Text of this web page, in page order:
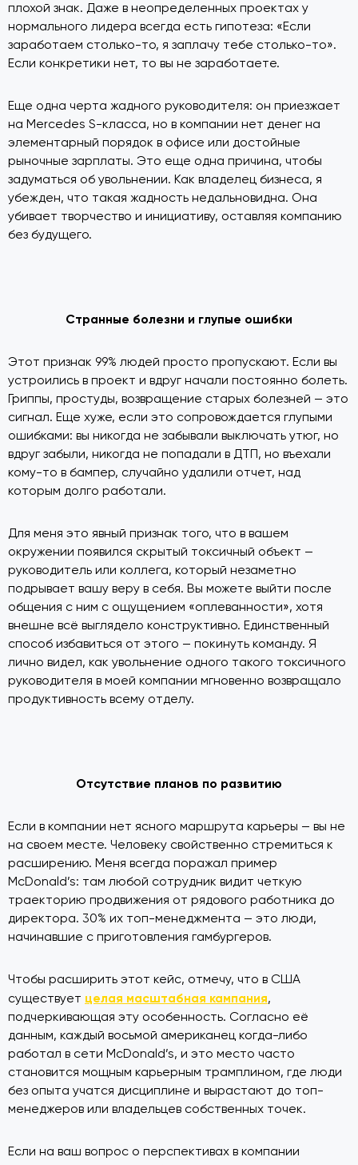
плохой знак. Даже в неопределенных проектах у
нормального лидера всегда есть гипотеза: «Если
заработаем столько-то, я заплачу тебе столько-то».
Если конкретики нет, то вы не заработаете.
Еще одна черта жадного руководителя: он приезжает
на Mercedes S-класса, но в компании нет денег на
элементарный порядок в офисе или достойные
рыночные зарплаты. Это еще одна причина, чтобы
задуматься об увольнении. Как владелец бизнеса, я
убежден, что такая жадность недальновидна. Она
убивает творчество и инициативу, оставляя компанию
без будущего.
Странные болезни и глупые ошибки
Этот признак 99% людей просто пропускают. Если вы
устроились в проект и вдруг начали постоянно болеть.
Гриппы, простуды, возвращение старых болезней — это
сигнал. Еще хуже, если это сопровождается глупыми
ошибками: вы никогда не забывали выключать утюг, но
вдруг забыли, никогда не попадали в ДТП, но въехали
кому-то в бампер, случайно удалили отчет, над
которым долго работали.
Для меня это явный признак того, что в вашем
окружении появился скрытый токсичный объект —
руководитель или коллега, который незаметно
подрывает вашу веру в себя. Вы можете выйти после
общения с ним с ощущением «оплеванности», хотя
внешне всё выглядело конструктивно. Единственный
способ избавиться от этого — покинуть команду. Я
лично видел, как увольнение одного такого токсичного
руководителя в моей компании мгновенно возвращало
продуктивность всему отделу.
Отсутствие планов по развитию
Если в компании нет ясного маршрута карьеры — вы не
на своем месте. Человеку свойственно стремиться к
расширению. Меня всегда поражал пример
McDonald’s: там любой сотрудник видит четкую
траекторию продвижения от рядового работника до
директора. 30% их топ-менеджмента — это люди,
начинавшие с приготовления гамбургеров.
Чтобы расширить этот кейс, отмечу, что в США
существует целая масштабная кампания,
подчеркивающая эту особенность. Согласно её
данным, каждый восьмой американец когда-либо
работал в сети McDonald’s, и это место часто
становится мощным карьерным трамплином, где люди
без опыта учатся дисциплине и вырастают до топ-
менеджеров или владельцев собственных точек.
Если на ваш вопрос о перспективах в компании